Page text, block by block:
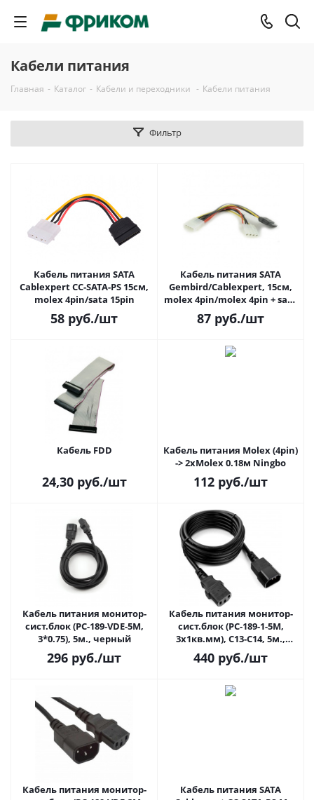
Кабели питания
Главная - Каталог - Кабели и переходники - Кабели питания
Фильтр
Кабель питания SATA
Cablexpert CC-SATA-PS 15см,
molex 4pin/sata 15pin
58 руб./шт
Кабель питания SATA
Gembird/Cablexpert, 15см,
molex 4pin/molex 4pin + sata
15pin, на 2 устр.
87 руб./шт
Кабель FDD
24,30руб./шт
Кабель питания Molex (4pin)
-> 2xMolex 0.18м Ningbo
112 руб./шт
Кабель питания монитор-
сист.блок (PC-189-VDE-5M,
3*0.75), 5м., черный
296 руб./шт
Кабель питания монитор-
сист.блок (PC-189-1-5M,
3x1кв.мм), C13-C14, 5м.,
черный
440 руб./шт
Кабель питания монитор-
Кабель питания SATA